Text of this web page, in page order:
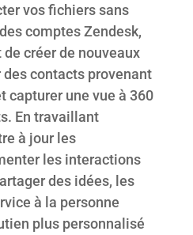
vos fichiers sans
comptes Zendesk,
créer de nouveaux
contacts provenant
capturer une vue à 360
En travaillant
à jour les
les interactions
des idées, les
à la personne
plus personnalisé